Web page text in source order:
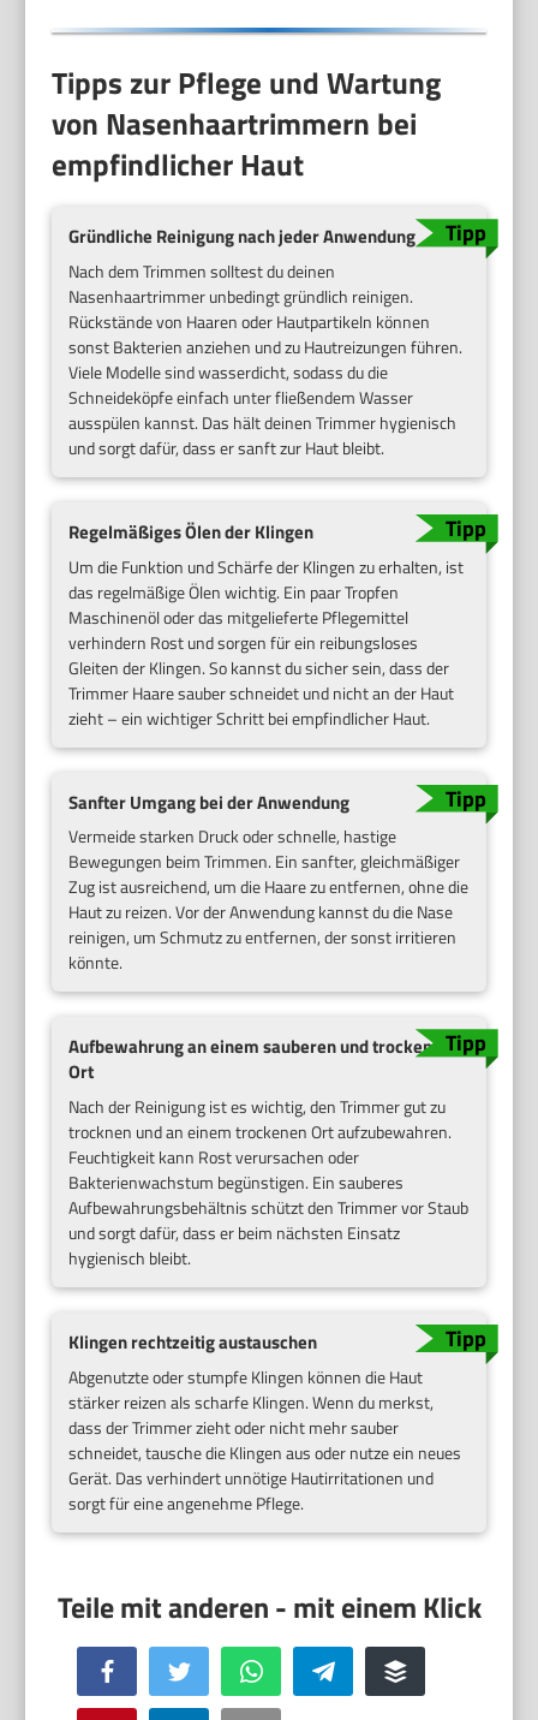
Tipps zur Pflege und Wartung
von Nasenhaartrimmern bei
empfindlicher Haut
Gründliche Reinigung nach jeder Anwendung
Nach dem Trimmen solltest du deinen
Nasenhaartrimmer unbedingt gründlich reinigen.
Rückstände von Haaren oder Hautpartikeln können
sonst Bakterien anziehen und zu Hautreizungen führen.
Viele Modelle sind wasserdicht, sodass du die
Schneideköpfe einfach unter fließendem Wasser
ausspülen kannst. Das hält deinen Trimmer hygienisch
und sorgt dafür, dass er sanft zur Haut bleibt.
Regelmäßiges Ölen der Klingen
Um die Funktion und Schärfe der Klingen zu erhalten, ist
das regelmäßige Ölen wichtig. Ein paar Tropfen
Maschinenöl oder das mitgelieferte Pflegemittel
verhindern Rost und sorgen für ein reibungsloses
Gleiten der Klingen. So kannst du sicher sein, dass der
Trimmer Haare sauber schneidet und nicht an der Haut
zieht – ein wichtiger Schritt bei empfindlicher Haut.
Sanfter Umgang bei der Anwendung
Vermeide starken Druck oder schnelle, hastige
Bewegungen beim Trimmen. Ein sanfter, gleichmäßiger
Zug ist ausreichend, um die Haare zu entfernen, ohne die
Haut zu reizen. Vor der Anwendung kannst du die Nase
reinigen, um Schmutz zu entfernen, der sonst irritieren
könnte.
Aufbewahrung an einem sauberen und trockenen
Ort
Nach der Reinigung ist es wichtig, den Trimmer gut zu
trocknen und an einem trockenen Ort aufzubewahren.
Feuchtigkeit kann Rost verursachen oder
Bakterienwachstum begünstigen. Ein sauberes
Aufbewahrungsbehältnis schützt den Trimmer vor Staub
und sorgt dafür, dass er beim nächsten Einsatz
hygienisch bleibt.
Klingen rechtzeitig austauschen
Abgenutzte oder stumpfe Klingen können die Haut
stärker reizen als scharfe Klingen. Wenn du merkst,
dass der Trimmer zieht oder nicht mehr sauber
schneidet, tausche die Klingen aus oder nutze ein neues
Gerät. Das verhindert unnötige Hautirritationen und
sorgt für eine angenehme Pflege.
Facebook Twitter WhatsApp Telegram Buffer